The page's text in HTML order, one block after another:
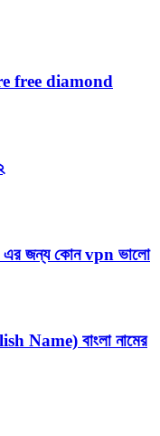
free diamond
এর জন্য কোন vpn ভালো
Name) বাংলা নামের